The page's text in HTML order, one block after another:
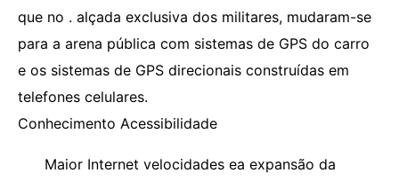
que no . alçada exclusiva dos militares, mudaram-se
para a arena pública com sistemas de GPS do carro
e os sistemas de GPS direcionais construídas em
telefones celulares.
Conhecimento Acessibilidade
Maior Internet velocidades ea expansão da